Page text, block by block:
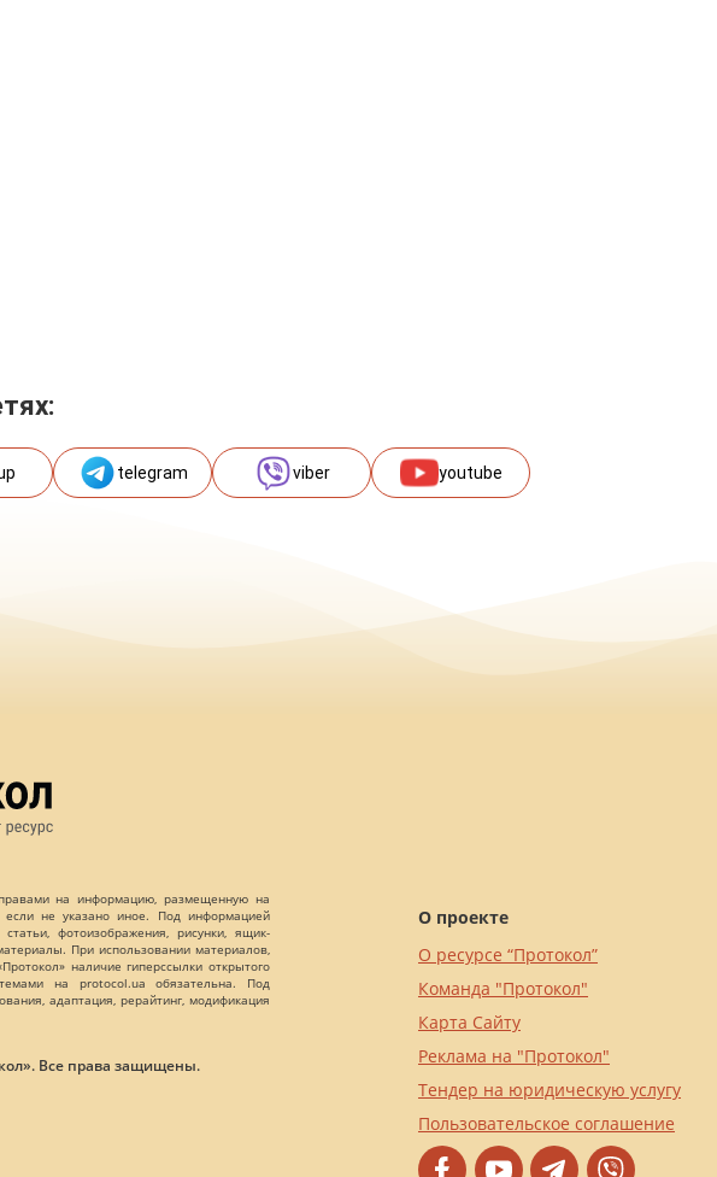
telegram viber youtube
на информацию, размещенную на
если не указано иное. Под информацией
фотоизображения, рисунки, ящик-
При использовании материалов,
наличие гиперссылки открытого
на protocol.ua обязательна. Под
адаптация, рерайтинг, модификация
Все права защищены.
О проекте
О ресурсе “Протокол”
Команда "Протокол"
Карта Сайту
Реклама на "Протокол"
Тендер на юридическую услугу
Пользовательское соглашение